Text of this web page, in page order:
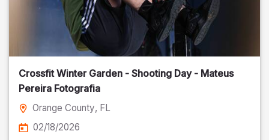
Crossfit Winter Garden - Shooting Day - Mateus
Pereira Fotografia
Orange County, FL
02/18/2026